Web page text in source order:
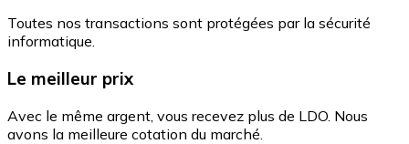
Toutes nos transactions sont protégées par la sécurité
informatique.
Le meilleur prix
Avec le même argent, vous recevez plus de LDO. Nous
avons la meilleure cotation du marché.